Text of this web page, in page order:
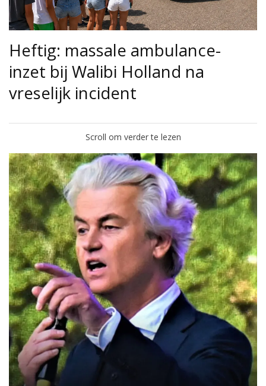
Heftig: massale ambulance-
inzet bij Walibi Holland na
vreselijk incident
Scroll om verder te lezen